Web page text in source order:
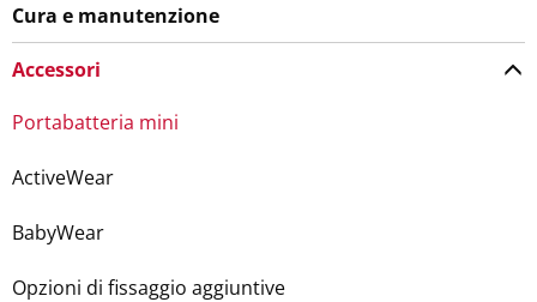
Cura e manutenzione
Accessori
Portabatteria mini
ActiveWear
BabyWear
Opzioni di fissaggio aggiuntive